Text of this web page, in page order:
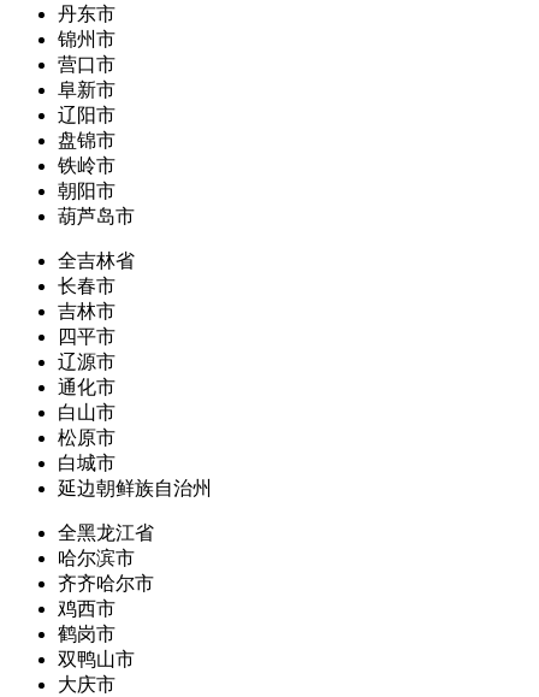
丹东市
锦州市
营口市
阜新市
辽阳市
盘锦市
铁岭市
朝阳市
葫芦岛市
全吉林省
长春市
吉林市
四平市
辽源市
通化市
白山市
松原市
白城市
延边朝鲜族自治州
全黑龙江省
哈尔滨市
齐齐哈尔市
鸡西市
鹤岗市
双鸭山市
大庆市